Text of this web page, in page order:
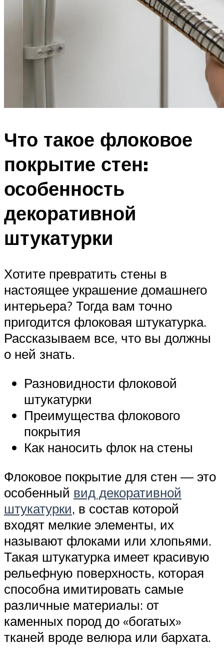
Что такое флоковое
покрытие стен:
особенность
декоративной
штукатурки
Хотите превратить стены в
настоящее украшение домашнего
интерьера? Тогда вам точно
пригодится флоковая штукатурка.
Рассказываем все, что вы должны
о ней знать.
Разновидности флоковой
штукатурки
Преимущества флокового
покрытия
Как наносить флок на стены
Флоковое покрытие для стен — это
особенный вид декоративной
штукатурки, в состав которой
входят мелкие элементы, их
называют флоками или хлопьями.
Такая штукатурка имеет красивую
рельефную поверхность, которая
способна имитировать самые
различные материалы: от
каменных пород до «богатых»
тканей вроде велюра или бархата.